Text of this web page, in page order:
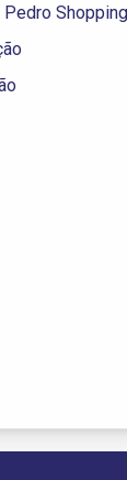
Pedro Shopping